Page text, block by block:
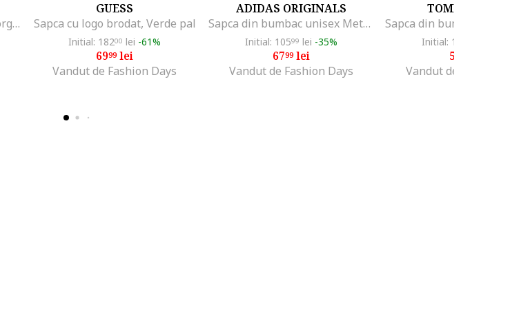
Sapca baseball de bumbac organic cu logo Heritage, Rosu
GUESS
Sapca cu logo brodat, Verde pal
Initial: 18200 lei -61%
6999lei
Vandut de Fashion Days
ADIDAS ORIGINALS
Sapca din bumbac unisex Metallic Trefoil, Negru stins
Initial: 10599 lei -35%
6799lei
Vandut de Fashion Days
TOMMY JEANS
Initial: 162
59
Vandut de Fashion Days